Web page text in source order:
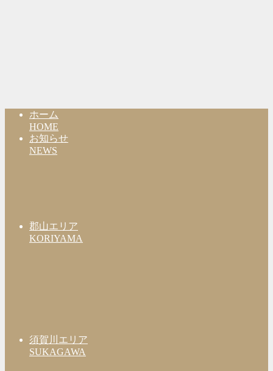
ホーム
HOME
お知らせ
NEWS
郡山エリア
KORIYAMA
須賀川エリア
SUKAGAWA